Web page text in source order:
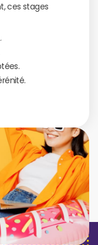
ces stages